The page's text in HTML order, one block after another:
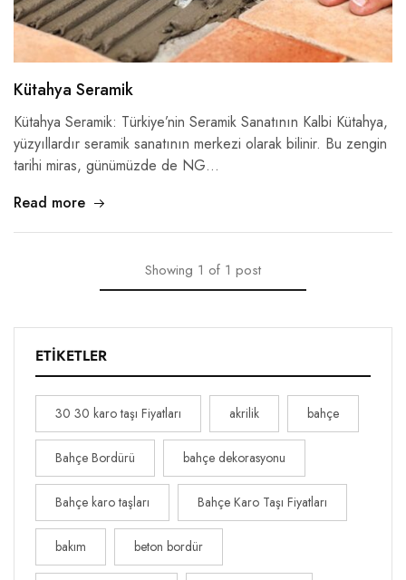
Kütahya Seramik
Kütahya Seramik: Türkiye’nin Seramik Sanatının Kalbi Kütahya,
yüzyıllardır seramik sanatının merkezi olarak bilinir. Bu zengin
tarihi miras, günümüzde de NG…
Read more
Showing 1 of 1 post
ETIKETLER
30 30 karo taşı Fiyatları akrilik bahçe
Bahçe Bordürü bahçe dekorasyonu
Bahçe karo taşları Bahçe Karo Taşı Fiyatları
bakım beton bordür